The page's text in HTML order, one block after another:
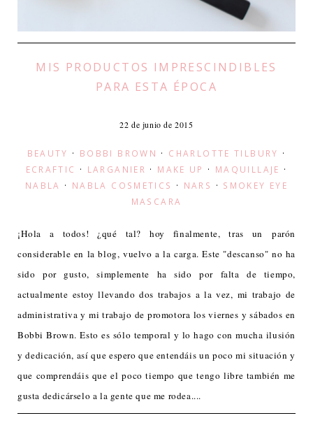
MIS PRODUCTOS IMPRESCINDIBLES
PARA ESTA ÉPOCA
22 de junio de 2015
BEAUTY · BOBBI BROWN · CHARLOTTE TILBURY ·
ECRAFTIC
· LARGANIER · MAKE UP · MAQUILLAJE ·
NABLA
· NABLA COSMETICS · NARS · SMOKEY EYE
MASCARA
¡Hola a todos! ¿qué tal? hoy finalmente, tras un parón
considerable en la blog, vuelvo a la carga. Este "descanso" no ha
sido por gusto, simplemente ha sido por falta de tiempo,
actualmente estoy llevando dos trabajos a la vez, mi trabajo de
administrativa y mi trabajo de promotora los viernes y sábados en
Bobbi Brown. Esto es sólo temporal y lo hago con mucha ilusión
y dedicación, así que espero que entendáis un poco mi situación y
que comprendáis que el poco tiempo que tengo libre también me
gusta dedicárselo a la gente que me rodea....